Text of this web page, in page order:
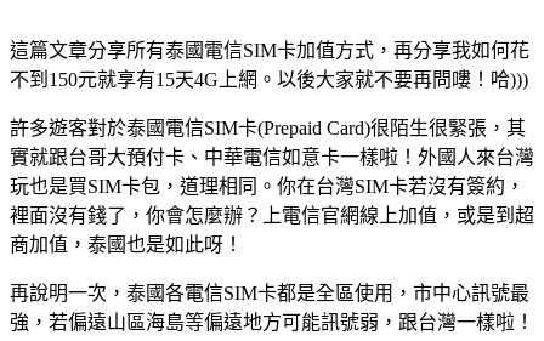
這篇文章分享所有泰國電信SIM卡加值方式，再分享我如何花
不到150元就享有15天4G上網。以後大家就不要再問嘍！哈)))
許多遊客對於泰國電信SIM卡(Prepaid Card)很陌生很緊張，其
實就跟台哥大預付卡、中華電信如意卡一樣啦！外國人來台灣
玩也是買SIM卡包，道理相同。你在台灣SIM卡若沒有簽約，
裡面沒有錢了，你會怎麼辦？上電信官網線上加值，或是到超
商加值，泰國也是如此呀！
再說明一次，泰國各電信SIM卡都是全區使用，市中心訊號最
強，若偏遠山區海島等偏遠地方可能訊號弱，跟台灣一樣啦！